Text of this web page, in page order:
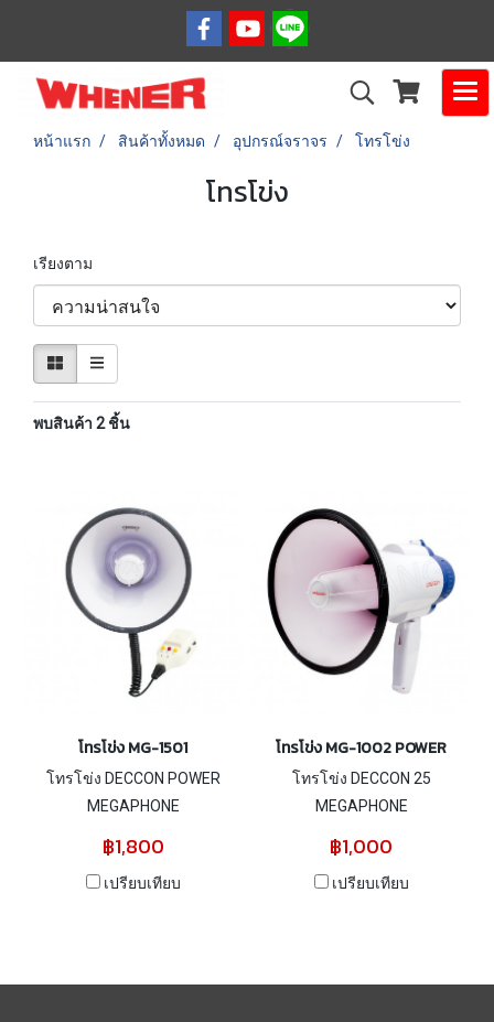
หน้าแรก สินค้าทั้งหมด อุปกรณ์จราจร โทรโข่ง
โทรโข่ง
เรียงตาม
พบสินค้า 2 ชิ้น
โทรโข่ง MG-1501
โทรโข่ง DECCON POWER
MEGAPHONE
฿1,800
เปรียบเทียบ
โทรโข่ง MG-1002 POWER
โทรโข่ง DECCON 25
MEGAPHONE
฿1,000
เปรียบเทียบ